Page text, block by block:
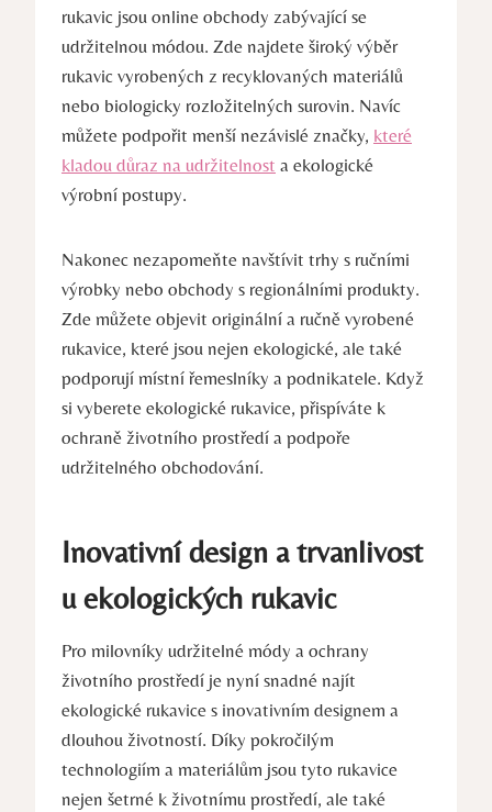
rukavic jsou online obchody zabývající se
udržitelnou módou. Zde ⁤najdete široký výběr
rukavic vyrobených z recyklovaných materiálů
nebo biologicky rozložitelných surovin. Navíc
můžete podpořit menší nezávislé značky, které
kladou důraz na udržitelnost a ekologické
⁢výrobní postupy.
Nakonec ⁣nezapomeňte navštívit trhy s ručními⁢
výrobky nebo obchody s regionálními produkty.
Zde můžete objevit originální a ručně vyrobené
rukavice, které jsou nejen ekologické, ale také‌
podporují místní řemeslníky⁢ a podnikatele. Když
si vyberete ekologické rukavice, přispíváte k
‌ochraně ‌životního ⁤prostředí a podpoře
udržitelného obchodování.
Inovativní design a trvanlivost
u ekologických rukavic
Pro ⁢milovníky udržitelné módy‍ a ochrany
životního prostředí je nyní ​snadné najít
ekologické rukavice ⁢s inovativním designem a
dlouhou životností.‌ Díky pokročilým
technologiím a materiálům jsou⁤ tyto rukavice
nejen šetrné k životnímu prostředí, ale také